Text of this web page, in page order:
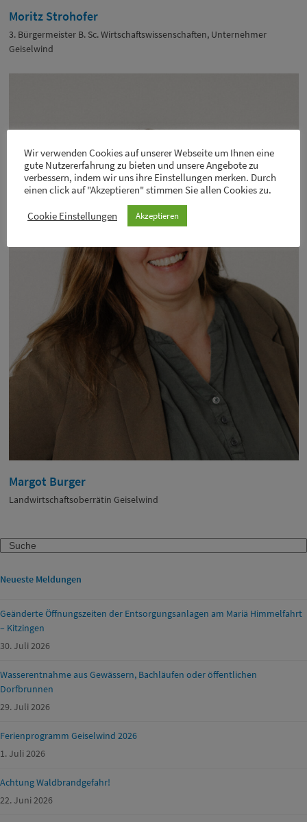
Moritz Strohofer
3. Bürgermeister B. Sc. Wirtschaftswissenschaften, Unternehmer
Geiselwind
Margot Burger
Landwirtschaftsoberrätin Geiselwind
Search
Neueste Meldungen
Geänderte Öffnungszeiten der Entsorgungsanlagen am Mariä Himmelfahrt
– Kitzingen
30. Juli 2026
Wasserentnahme aus Gewässern, Bachläufen oder öffentlichen
Dorfbrunnen
29. Juli 2026
Ferienprogramm Geiselwind 2026
1. Juli 2026
Achtung Waldbrandgefahr!
22. Juni 2026
Wir verwenden Cookies auf unserer Webseite um Ihnen eine
gute Nutzererfahrung zu bieten und unsere Angebote zu
verbessern, indem wir uns ihre Einstellungen merken. Durch
einen click auf "Akzeptieren" stimmen Sie allen Cookies zu.
Cookie Einstellungen Akzeptieren